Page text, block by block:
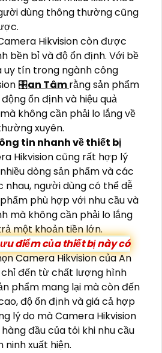
dùng thông thường cũng
Hikvision còn được
bền bỉ và độ ổn định. Với bề
uy tín trong ngành công
🎛an Tâmrằng sản phẩm
ổn định và hiệu quả
không cần phải lo lắng về
xuyên.
tin nhanh về thiết bị
Hikvision cũng rất hợp lý
dòng sản phẩm và các
nhau, người dùng có thể dễ
phù hợp với nhu cầu và
mà không cần phải lo lắng
một khoản tiền lớn.
điểm của thiết bị này có
Camera Hikvision của An
đến từ chất lượng hình
phẩm mang lại mà còn đến
độ ổn định và giá cả hợp
lý do mà Camera Hikvision
đầu của tôi khi nhu cầu
xuất hiện.